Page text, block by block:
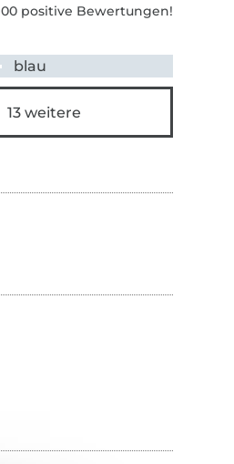
positive Bewertungen!
blau